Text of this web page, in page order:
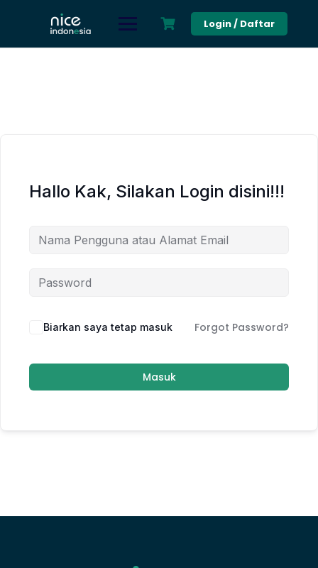
Login / Daftar
Hallo Kak, Silakan Login disini!!!
Biarkan saya tetap masuk Forgot Password?
Masuk